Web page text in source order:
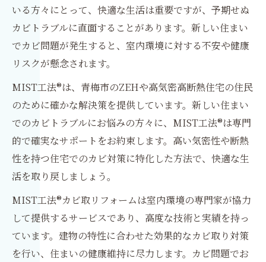
いる方々にとって、快適な生活は重要ですが、予期せぬ
カビトラブルに直面することがあります。新しい住まい
でカビ問題が発生すると、室内環境に対する不安や健康
リスクが懸念されます。
MIST工法®は、青梅市のZEHや高気密高断熱住宅の住民
のために確かな解決策を提供しています。新しい住まい
でのカビトラブルにお悩みの方々に、MIST工法®は専門
的で確実なサポートをお約束します。高い気密性や断熱
性を持つ住宅でのカビ対策に特化した方法で、快適な生
活を取り戻しましょう。
MIST工法®カビ取リフォームは室内環境の専門家が協力
して提供するサービスであり、高度な技術と実績を持っ
ています。建物の特性に合わせた効果的なカビ取り対策
を行い、住まいの健康維持に尽力します。カビ問題でお